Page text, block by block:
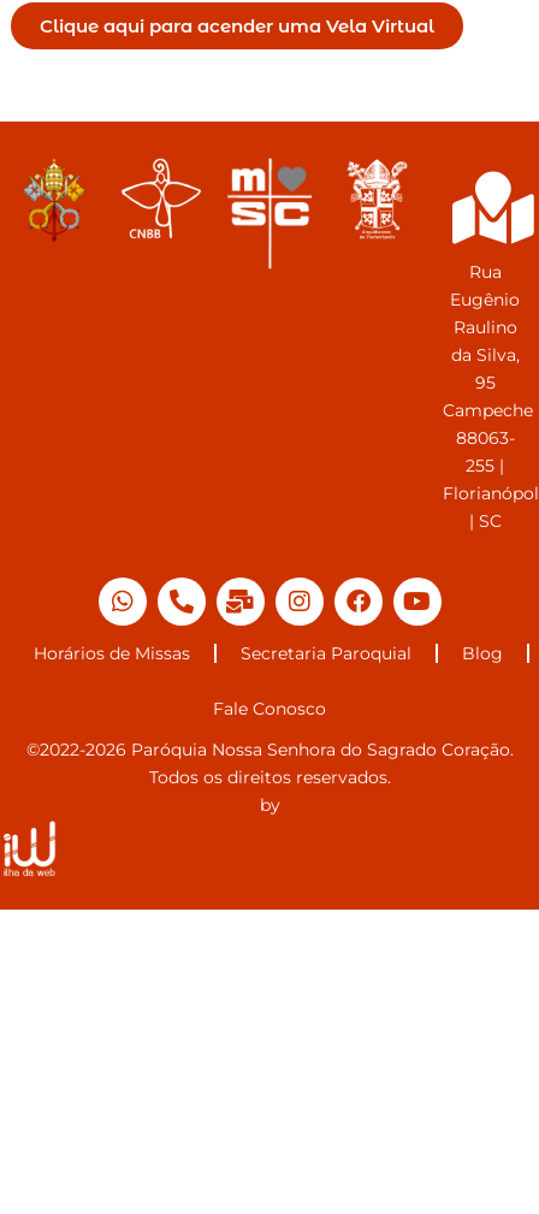
Clique aqui para acender uma Vela Virtual
Rua
Eugênio
Raulino
da Silva,
95
Campeche
88063-
255 |
| SC
Horários de Missas Secretaria Paroquial Blog
Fale Conosco
©2022-2026 Paróquia Nossa Senhora do Sagrado Coração.
Todos os direitos reservados.
by